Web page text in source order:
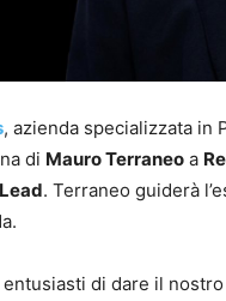
, azienda specializzata in
di Mauro Terraneo a
. Terraneo guiderà
entusiasti di dare il